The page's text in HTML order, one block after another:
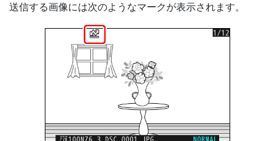
送信する画像には次のようなマークが表示されます。